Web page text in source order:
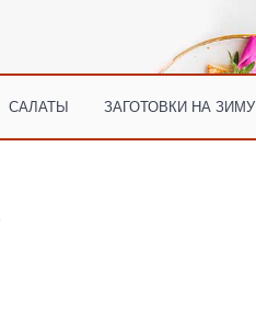
САЛАТЫ ЗАГОТОВКИ НА ЗИМУ